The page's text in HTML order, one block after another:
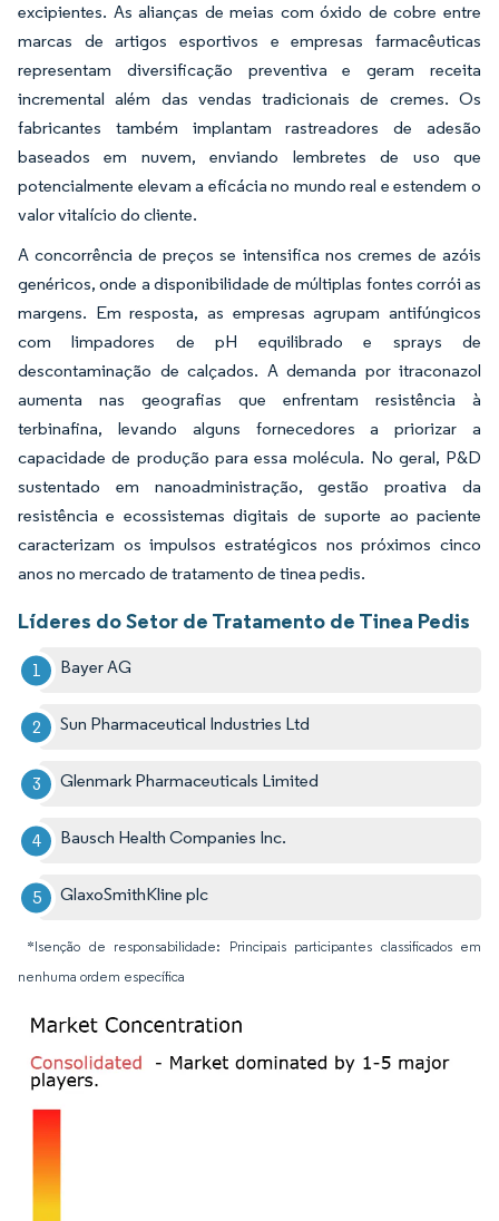
excipientes. As alianças de meias com óxido de cobre entre
marcas de artigos esportivos e empresas farmacêuticas
representam diversificação preventiva e geram receita
incremental além das vendas tradicionais de cremes. Os
fabricantes também implantam rastreadores de adesão
baseados em nuvem, enviando lembretes de uso que
potencialmente elevam a eficácia no mundo real e estendem o
valor vitalício do cliente.
A concorrência de preços se intensifica nos cremes de azóis
genéricos, onde a disponibilidade de múltiplas fontes corrói as
margens. Em resposta, as empresas agrupam antifúngicos
com limpadores de pH equilibrado e sprays de
descontaminação de calçados. A demanda por itraconazol
aumenta nas geografias que enfrentam resistência à
terbinafina, levando alguns fornecedores a priorizar a
capacidade de produção para essa molécula. No geral, P&D
sustentado em nanoadministração, gestão proativa da
resistência e ecossistemas digitais de suporte ao paciente
caracterizam os impulsos estratégicos nos próximos cinco
anos no mercado de tratamento de tinea pedis.
Líderes do Setor de Tratamento de Tinea Pedis
Bayer AG
Sun Pharmaceutical Industries Ltd
Glenmark Pharmaceuticals Limited
Bausch Health Companies Inc.
GlaxoSmithKline plc
*Isenção de responsabilidade: Principais participantes classificados em
nenhuma ordem específica